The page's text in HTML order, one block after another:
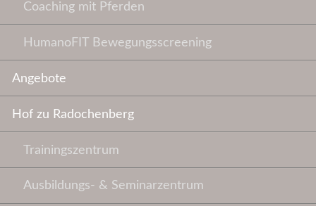
Coaching mit Pferden
HumanoFIT Bewegungsscreening
Angebote
Hof zu Radochenberg
Trainingszentrum
Ausbildungs- & Seminarzentrum